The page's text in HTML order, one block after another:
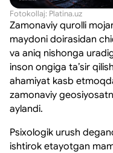
Fotokollaj: Platina.uz
Zamonaviy qurolli
maydoni doirasidan
va aniq nishonga
inson ongiga taʼsir
ahamiyat kasb
zamonaviy
aylandi.
Psixologik urush
ishtirok etayotgan